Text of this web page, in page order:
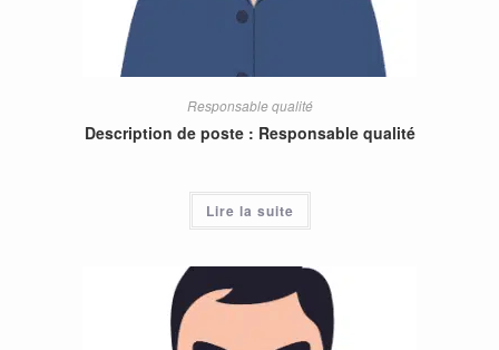
Responsable qualité
Description de poste : Responsable qualité
Lire la suite